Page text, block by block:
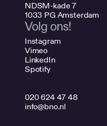
NDSM-kade 7
1033 PG Amsterdam
Volg ons!
Instagram
Vimeo
LinkedIn
Spotify
020 624 47 48
info@bno.nl